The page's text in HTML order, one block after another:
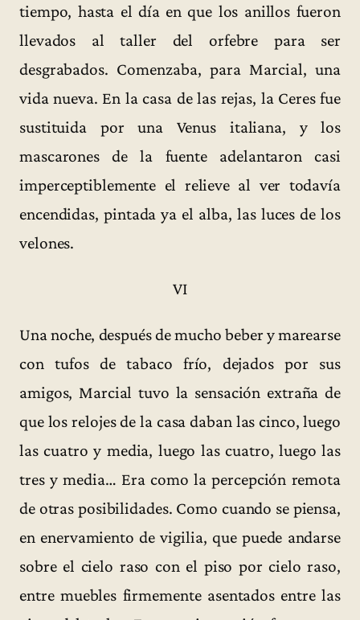
tiempo, hasta el día en que los anillos fueron
llevados al taller del orfebre para ser
desgrabados. Comenzaba, para Marcial, una
vida nueva. En la casa de las rejas, la Ceres fue
sustituida por una Venus italiana, y los
mascarones de la fuente adelantaron casi
imperceptiblemente el relieve al ver todavía
encendidas, pintada ya el alba, las luces de los
velones.
VI
Una noche, después de mucho beber y marearse
con tufos de tabaco frío, dejados por sus
amigos, Marcial tuvo la sensación extraña de
que los relojes de la casa daban las cinco, luego
las cuatro y media, luego las cuatro, luego las
tres y media… Era como la percepción remota
de otras posibilidades. Como cuando se piensa,
en enervamiento de vigilia, que puede andarse
sobre el cielo raso con el piso por cielo raso,
entre muebles firmemente asentados entre las